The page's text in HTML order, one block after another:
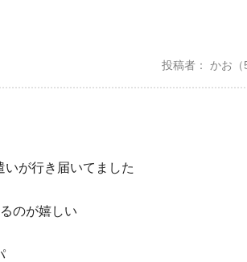
投稿者 かお
が行き届いてました
のが嬉しい